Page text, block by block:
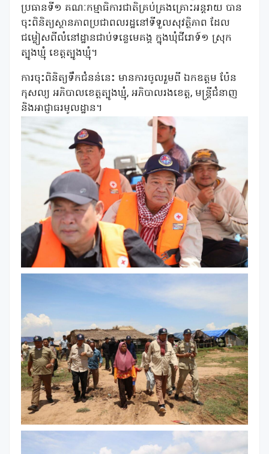
ប្រធានទី១ គណៈកម្មាធិការជាតិគ្រប់គ្រងគ្រោះអន្តរាយ បាន
ចុះពិនិត្យស្ថានភាពប្រជាពលរដ្ឋនៅទីទួលសុវត្ថិភាព ដែល
ជម្លៀសពីលំនៅដ្ឋានជាប់ទន្លេមេគង្គ ក្នុងឃុំជីរោទ៍១ ស្រុក
ត្បូងឃ្មុំ ខេត្តត្បូងឃ្មុំ។
ការចុះពិនិត្យទឹកជំនន់នេះ មានការចូលរួមពី ឯកឧត្តម ប៉ែន
កុសល្យ អភិបាលខេត្តត្បូងឃ្មុំ, អភិបាលរងខេត្ត, មន្រ្តីជំនាញ
និងអាជ្ញាធរមូលដ្ឋាន។